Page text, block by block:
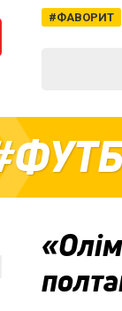
ФАВОРИТ